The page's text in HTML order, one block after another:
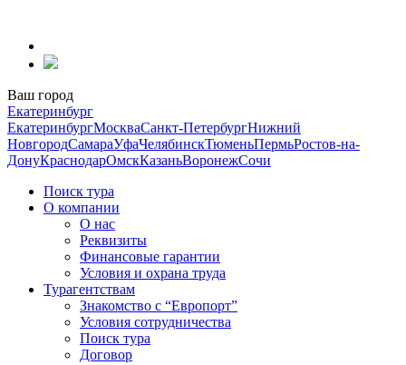
содержанию
Ваш город
Екатеринбург
ЕкатеринбургМоскваСанкт-ПетербургНижний
НовгородСамараУфаЧелябинскТюменьПермьРостов-на-
ДонуКраснодарОмскКазаньВоронежСочи
Поиск тура
О компании
О нас
Реквизиты
Финансовые гарантии
Условия и охрана труда
Турагентствам
Знакомство с “Европорт”
Условия сотрудничества
Поиск тура
Договор